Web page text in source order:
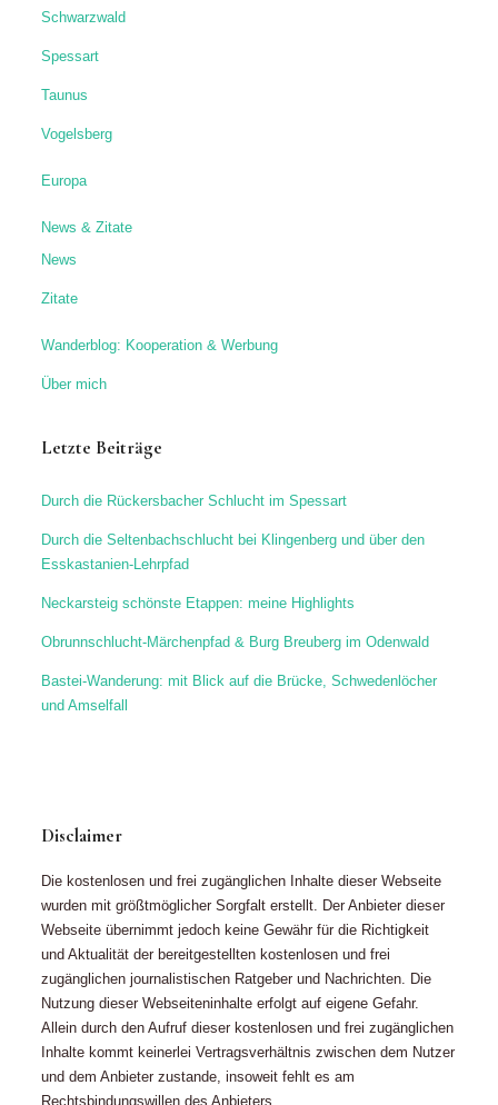
Schwarzwald
Spessart
Taunus
Vogelsberg
Europa
News & Zitate
News
Zitate
Wanderblog: Kooperation & Werbung
Über mich
Letzte Beiträge
Durch die Rückersbacher Schlucht im Spessart
Durch die Seltenbachschlucht bei Klingenberg und über den
Esskastanien-Lehrpfad
Neckarsteig schönste Etappen: meine Highlights
Obrunnschlucht-Märchenpfad & Burg Breuberg im Odenwald
Bastei-Wanderung: mit Blick auf die Brücke, Schwedenlöcher
und Amselfall
Disclaimer
Die kostenlosen und frei zugänglichen Inhalte dieser Webseite
wurden mit größtmöglicher Sorgfalt erstellt. Der Anbieter dieser
Webseite übernimmt jedoch keine Gewähr für die Richtigkeit
und Aktualität der bereitgestellten kostenlosen und frei
zugänglichen journalistischen Ratgeber und Nachrichten. Die
Nutzung dieser Webseiteninhalte erfolgt auf eigene Gefahr.
Allein durch den Aufruf dieser kostenlosen und frei zugänglichen
Inhalte kommt keinerlei Vertragsverhältnis zwischen dem Nutzer
und dem Anbieter zustande, insoweit fehlt es am
Rechtsbindungswillen des Anbieters.